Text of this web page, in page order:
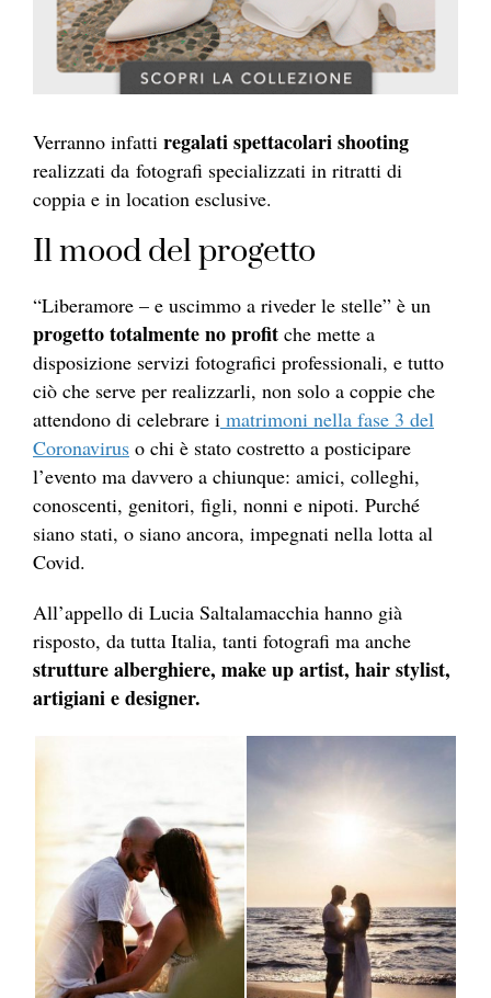
Verranno infatti regalati spettacolari shooting
realizzati da fotografi specializzati in ritratti di
coppia e in location esclusive.
Il mood del progetto
“Liberamore – e uscimmo a riveder le stelle” è un
progetto totalmente no profit che mette a
disposizione servizi fotografici professionali, e tutto
ciò che serve per realizzarli, non solo a coppie che
attendono di celebrare i matrimoni nella fase 3 del
Coronavirus o chi è stato costretto a posticipare
l’evento ma davvero a chiunque: amici, colleghi,
conoscenti, genitori, figli, nonni e nipoti. Purché
siano stati, o siano ancora, impegnati nella lotta al
Covid.
All’appello di Lucia Saltalamacchia hanno già
risposto, da tutta Italia, tanti fotografi ma anche
strutture alberghiere, make up artist, hair stylist,
artigiani e designer.